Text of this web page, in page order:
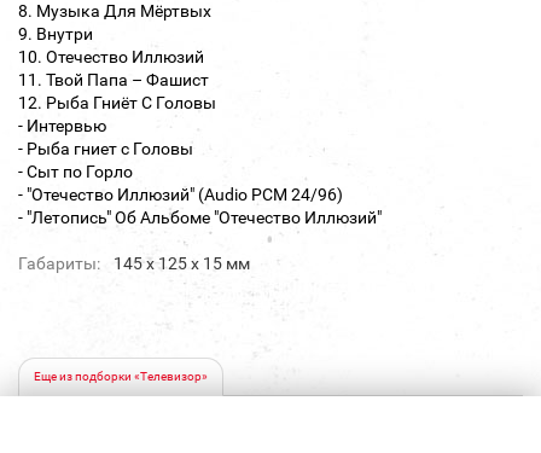
8. Музыка Для Мёртвых
9. Внутри
10. Отечество Иллюзий
11. Твой Папа – Фашист
12. Рыба Гниёт С Головы
- Интервью
- Рыба гниет с Головы
- Сыт по Горло
- "Отечество Иллюзий" (Audio PCM 24/96)
- "Летопись" Об Альбоме "Отечество Иллюзий"
Габариты: 145 х 125 х 15 мм
Еще из подборки «Телевизор»